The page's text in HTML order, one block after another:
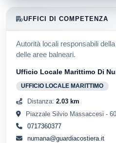
UFFICI DI COMPETENZA
Autorità locali responsabili
delle aree balneari.
Ufficio Locale Marittimo Di
UFFICIO LOCALE MARITTIMO
Distanza: 2.03 km
Piazzale Silvio Massaccesi -
0717360377
numana@guardiacostiera.it